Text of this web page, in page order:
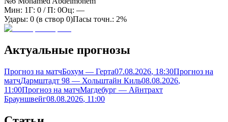
Мин: 1Г: 0 / П: 0Оц: —
Удары: 0 (в створ 0)Пасы точн.: 2%
Актуальные прогнозы
Прогноз на матчБохум — Герта07.08.2026, 18:30Прогноз на
матчДармштадт 98 — Хольштайн Киль08.08.2026,
11:00Прогноз на матчМагдебург — Айнтрахт
Брауншвейг08.08.2026, 11:00